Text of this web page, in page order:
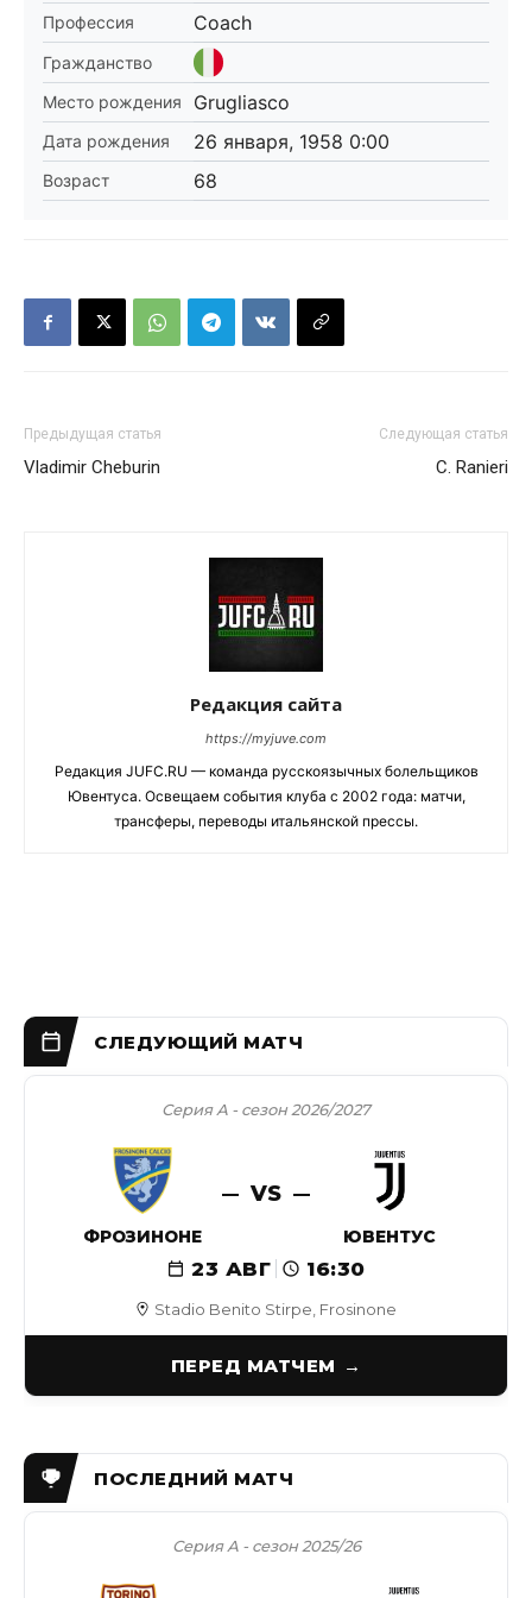
Профессия Coach
Гражданство
Место рождения
Grugliasco
Дата рождения 26 января, 1958 0:00
Возраст 68
Предыдущая статья
Vladimir Cheburin
Следующая статья
C. Ranieri
Редакция сайта
https://myjuve.com
Редакция JUFC.RU — команда русскоязычных болельщиков
Ювентуса. Освещаем события клуба с 2002 года: матчи,
трансферы, переводы итальянской прессы.
Stadio Benito Stirpe, Frosinone
Серия А - сезон 2026/2027
ФРОЗИНОНЕ
VS
ЮВЕНТУС
23 АВГ 16:30
ПЕРЕД МАТЧЕМ
Серия А - сезон 2025/26